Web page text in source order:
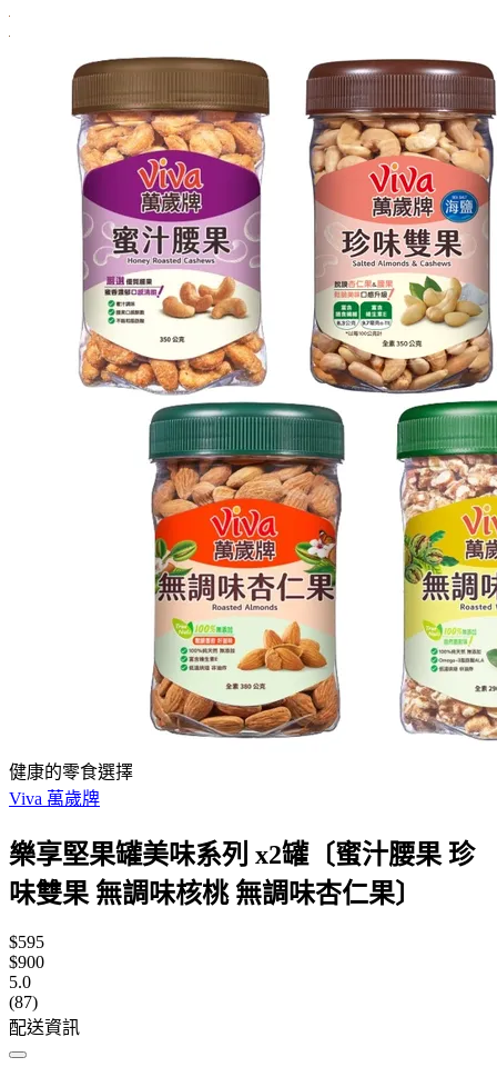
健康的零食選擇
Viva 萬歲牌
樂享堅果罐美味系列 x2罐〔蜜汁腰果 珍
味雙果 無調味核桃 無調味杏仁果〕
$595
$900
5.0
(87)
配送資訊